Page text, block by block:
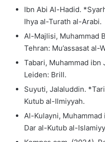
Ibn Abi Al-Hadid.
Ihya al-Turath al-Arabi.
Al-Majlisi, Muhammad
Tehran: Mu’assasat al-
Tabari, Muhammad ibn
Leiden: Brill.
Suyuti, Jalaluddin.
Kutub al-Ilmiyyah.
Al-Kulayni, Muhammad
Dar al-Kutub al-